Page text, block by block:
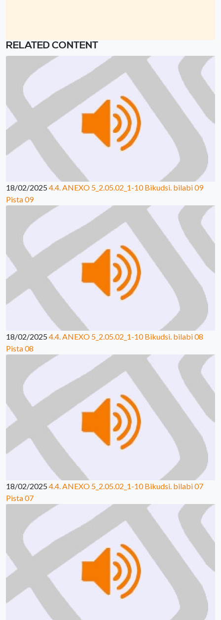
RELATED CONTENT
18/02/20254.4. ANEXO 5_2.05.02_1-10 Bikudsi. bilabi 09
Pista 09
18/02/20254.4. ANEXO 5_2.05.02_1-10 Bikudsi. bilabi 08
Pista 08
18/02/20254.4. ANEXO 5_2.05.02_1-10 Bikudsi. bilabi 07
Pista 07